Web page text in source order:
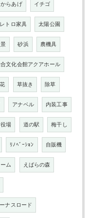
からあげ イチゴ
レトロ家具 太陽公園
砂浜 農機具
文化会館アクアホール
草抜き 除草
アナベル 内装工事
役場 道の駅 梅干し
ﾘﾉﾍﾞｰｼｮﾝ 自販機
ム えばらの森
ナスロード